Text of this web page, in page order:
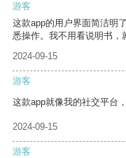
游客
这款app的用户界面简洁明
悉操作。我不用看说明书，
2024-09-15
游客
这款app就像我的社交平台
2024-09-15
游客